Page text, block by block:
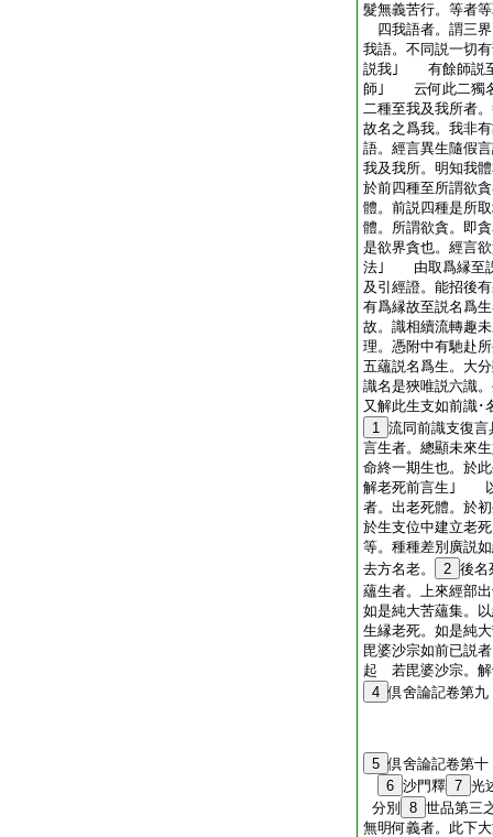
髮無義苦行。等者
四我語者。謂三
我語。不同説一切
説我｣ 有餘師説至
師｣ 云何此二獨
二種至我及我所者
故名之爲我。我非
語。經言異生隨假
我及我所。明知我
於前四種至所謂欲
體。前説四種是所
體。所謂欲貪。即
是欲界貪也。經言
法｣ 由取爲縁至説
及引經證。能招後
有爲縁故至説名爲
故。識相續流轉趣
理。憑附中有馳赴
五蘊説名爲生。大
識名是狹唯説六識
又解此生支如前識･
1 流同前識支復
言生者。總顯未來
命終一期生也。於
解老死前言生｣ 以
者。出老死體。於
於生支位中建立老
等。種種差別廣説
去方名老。
2 後
蘊生者。上來經部
如是純大苦蘊集。
生縁老死。如是純
毘婆沙宗如前已説
起 若毘婆沙宗。解
4 倶舍論記卷第九
5 倶舍論記卷第十
6 沙門釋 7
分別
8 世品第三
無明何義者。此下